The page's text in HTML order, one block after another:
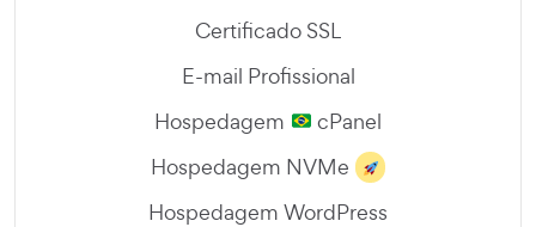
Certificado SSL
E-mail Profissional
Hospedagem
cPanel
Hospedagem NVMe
Hospedagem WordPress